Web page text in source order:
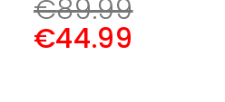
€89.99
€44.99